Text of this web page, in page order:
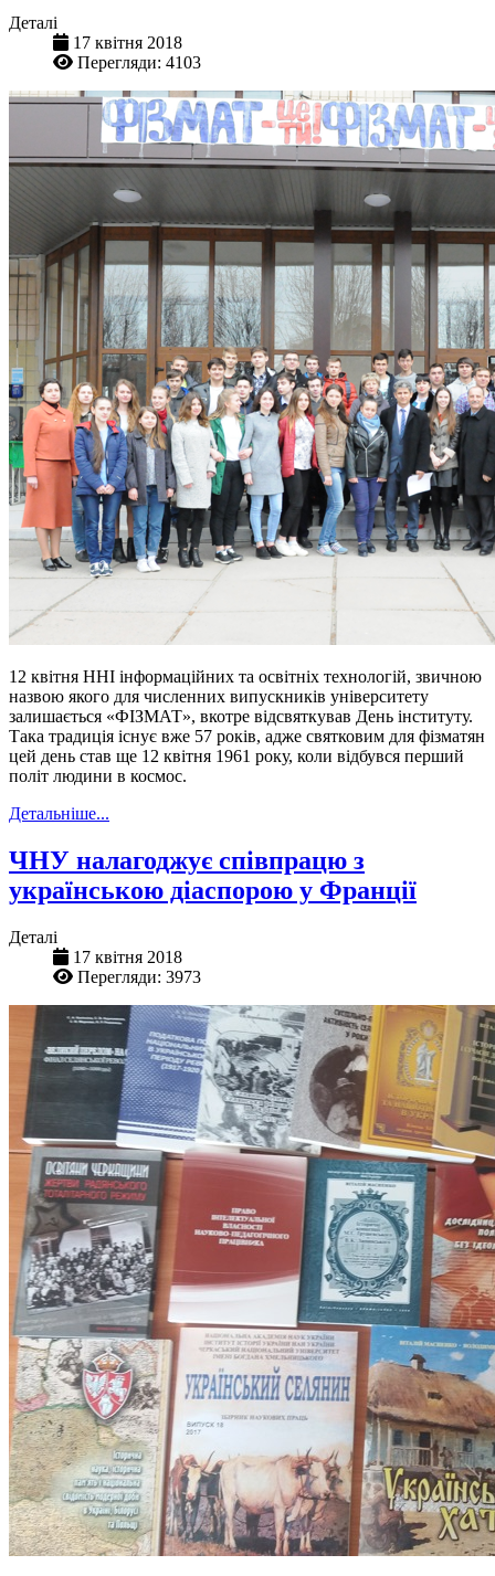
Деталі
17 квітня 2018
Перегляди: 4103
12 квітня ННІ інформаційних та освітніх технологій, звичною
назвою якого для численних випускників університету
залишається «ФІЗМАТ», вкотре відсвяткував День інституту.
Така традиція існує вже 57 років, адже святковим для фізматян
цей день став ще 12 квітня 1961 року, коли відбувся перший
політ людини в космос.
Детальніше...
ЧНУ налагоджує співпрацю з
українською діаспорою у Франції
Деталі
17 квітня 2018
Перегляди: 3973